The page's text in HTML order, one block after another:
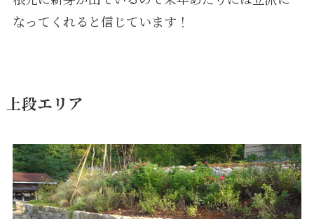
なってくれると信じています！
上段エリア